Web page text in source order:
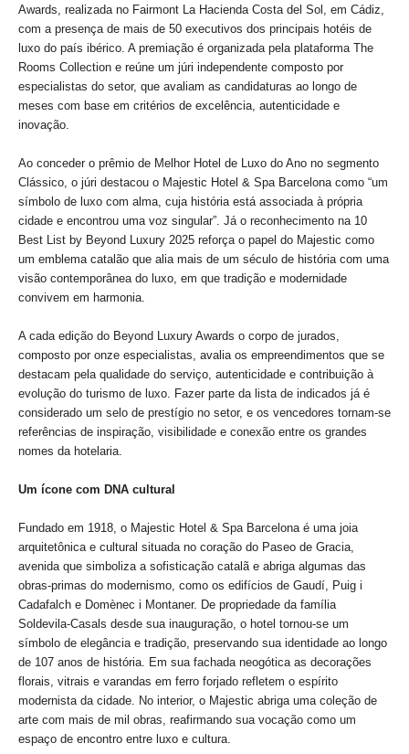
Awards, realizada no Fairmont La Hacienda Costa del Sol, em Cádiz,
com a presença de mais de 50 executivos dos principais hotéis de
luxo do país ibérico. A premiação é organizada pela plataforma The
Rooms Collection e reúne um júri independente composto por
especialistas do setor, que avaliam as candidaturas ao longo de
meses com base em critérios de excelência, autenticidade e
inovação.
Ao conceder o prêmio de Melhor Hotel de Luxo do Ano no segmento
Clássico, o júri destacou o Majestic Hotel & Spa Barcelona como “um
símbolo de luxo com alma, cuja história está associada à própria
cidade e encontrou uma voz singular”. Já o reconhecimento na 10
Best List by Beyond Luxury 2025 reforça o papel do Majestic como
um emblema catalão que alia mais de um século de história com uma
visão contemporânea do luxo, em que tradição e modernidade
convivem em harmonia.
A cada edição do Beyond Luxury Awards o corpo de jurados,
composto por onze especialistas, avalia os empreendimentos que se
destacam pela qualidade do serviço, autenticidade e contribuição à
evolução do turismo de luxo. Fazer parte da lista de indicados já é
considerado um selo de prestígio no setor, e os vencedores tornam-se
referências de inspiração, visibilidade e conexão entre os grandes
nomes da hotelaria.
Um ícone com DNA cultural
Fundado em 1918, o Majestic Hotel & Spa Barcelona é uma joia
arquitetônica e cultural situada no coração do Paseo de Gracia,
avenida que simboliza a sofisticação catalã e abriga algumas das
obras-primas do modernismo, como os edifícios de Gaudí, Puig i
Cadafalch e Domènec i Montaner. De propriedade da família
Soldevila-Casals desde sua inauguração, o hotel tornou-se um
símbolo de elegância e tradição, preservando sua identidade ao longo
de 107 anos de história. Em sua fachada neogótica as decorações
florais, vitrais e varandas em ferro forjado refletem o espírito
modernista da cidade. No interior, o Majestic abriga uma coleção de
arte com mais de mil obras, reafirmando sua vocação como um
espaço de encontro entre luxo e cultura.